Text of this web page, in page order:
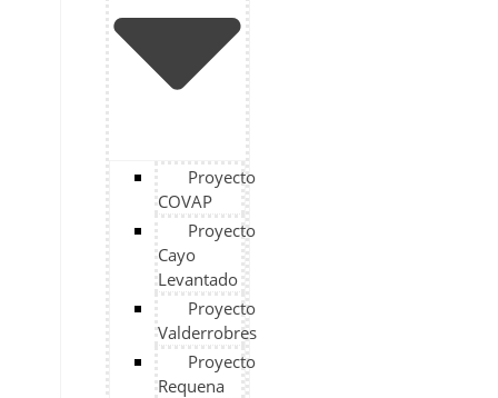
Proyecto
COVAP
Proyecto
Cayo
Levantado
Proyecto
Valderrobres
Proyecto
Requena